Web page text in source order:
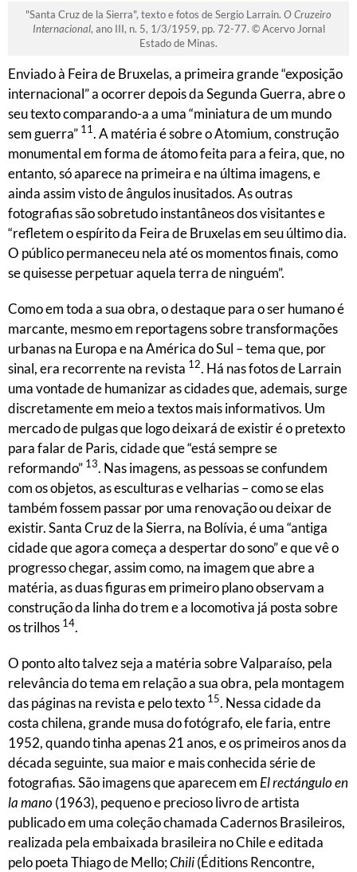
"Santa Cruz de la Sierra", texto e fotos de Sergio Larrain. O Cruzeiro
Internacional, ano III, n. 5, 1/3/1959, pp. 72-77. © Acervo Jornal
Estado de Minas.
Enviado à Feira de Bruxelas, a primeira grande “exposição
internacional” a ocorrer depois da Segunda Guerra, abre o
seu texto comparando-a a uma “miniatura de um mundo
sem guerra” 11. A matéria é sobre o Atomium, construção
monumental em forma de átomo feita para a feira, que, no
entanto, só aparece na primeira e na última imagens, e
ainda assim visto de ângulos inusitados. As outras
fotografias são sobretudo instantâneos dos visitantes e
“refletem o espírito da Feira de Bruxelas em seu último dia.
O público permaneceu nela até os momentos finais, como
se quisesse perpetuar aquela terra de ninguém”.
Como em toda a sua obra, o destaque para o ser humano é
marcante, mesmo em reportagens sobre transformações
urbanas na Europa e na América do Sul – tema que, por
sinal, era recorrente na revista 12. Há nas fotos de Larrain
uma vontade de humanizar as cidades que, ademais, surge
discretamente em meio a textos mais informativos. Um
mercado de pulgas que logo deixará de existir é o pretexto
para falar de Paris, cidade que “está sempre se
reformando” 13. Nas imagens, as pessoas se confundem
com os objetos, as esculturas e velharias – como se elas
também fossem passar por uma renovação ou deixar de
existir. Santa Cruz de la Sierra, na Bolívia, é uma “antiga
cidade que agora começa a despertar do sono” e que vê o
progresso chegar, assim como, na imagem que abre a
matéria, as duas figuras em primeiro plano observam a
construção da linha do trem e a locomotiva já posta sobre
os trilhos 14.
O ponto alto talvez seja a matéria sobre Valparaíso, pela
relevância do tema em relação a sua obra, pela montagem
das páginas na revista e pelo texto 15. Nessa cidade da
costa chilena, grande musa do fotógrafo, ele faria, entre
1952, quando tinha apenas 21 anos, e os primeiros anos da
década seguinte, sua maior e mais conhecida série de
fotografias. São imagens que aparecem em El rectángulo en
la mano (1963), pequeno e precioso livro de artista
publicado em uma coleção chamada Cadernos Brasileiros,
realizada pela embaixada brasileira no Chile e editada
pelo poeta Thiago de Mello;Chili(Éditions Rencontre,